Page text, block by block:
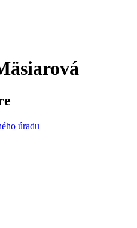
úradu